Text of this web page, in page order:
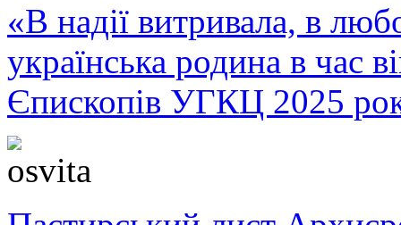
«В надії витривала, в
українська родина в час
Єпископів УГКЦ 2025